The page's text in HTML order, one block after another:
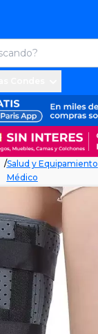
/Salud y Equipamiento
Médico